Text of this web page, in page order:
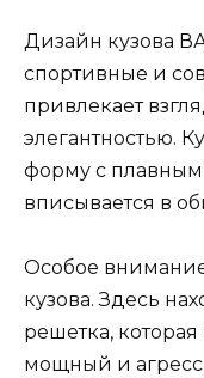
Дизайн кузова
спортивные и
привлекает
элегантностью.
форму с
вписывается в
Особое
кузова. Здесь
решетка,
мощный и